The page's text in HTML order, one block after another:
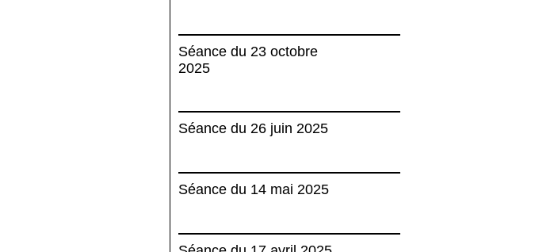
Séance du 23 octobre
2025
Séance du 26 juin 2025
Séance du 14 mai 2025